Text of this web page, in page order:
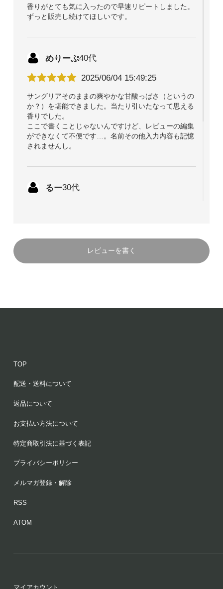
香りがとても気に入ったので早速リピートしました。
ずっと販売し続けてほしいです。
めりーぷ40代
2025/06/04 15:49:25
サングリアそのままの爽やかな甘酸っぱさ（というの
か？）を堪能できました。当たり引いたなって思える
香りでした。
ここで書くことじゃないんですけど、レビューの編集
ができなくて不便です…。名前その他入力内容も記憶
されませんし。
るー30代
衝動買いする事はほぼないのですが
レビューを書く
TOP
配送・送料について
返品について
お支払い方法について
特定商取引法に基づく表記
プライバシーポリシー
メルマガ登録・解除
RSS
ATOM
マイアカウント